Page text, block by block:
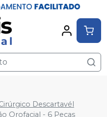
Descartavél
Orofacial - 6 Peças